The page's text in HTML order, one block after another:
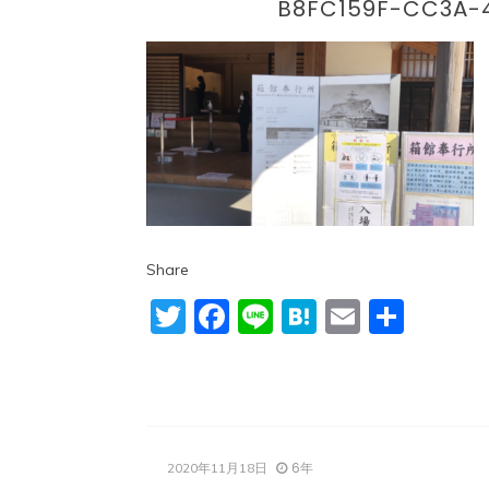
B8FC159F-CC3A-
Share
Twitter
Facebook
LineHatena
Email
2020年11月18日 6年